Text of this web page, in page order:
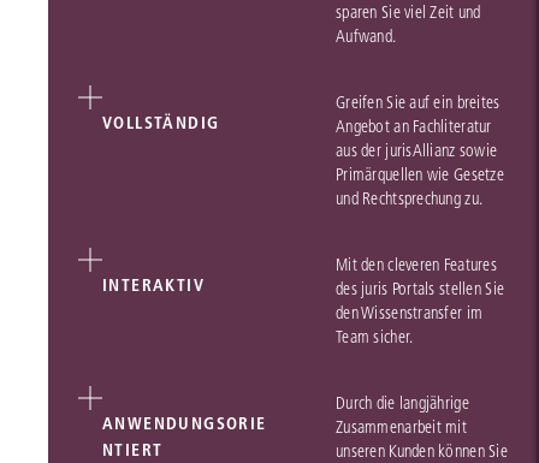
sparen Sie viel Zeit und
Aufwand.
VOLLSTÄNDIG
Greifen Sie auf ein breites
Angebot an Fachliteratur
aus der jurisAllianz sowie
Primärquellen wie Gesetze
und Rechtsprechung zu.
INTERAKTIV
Mit den cleveren Features
des juris Portals stellen Sie
den Wissenstransfer im
Team sicher.
ANWENDUNGSORIE
NTIERT
Durch die langjährige
Zusammenarbeit mit
unseren Kunden können Sie